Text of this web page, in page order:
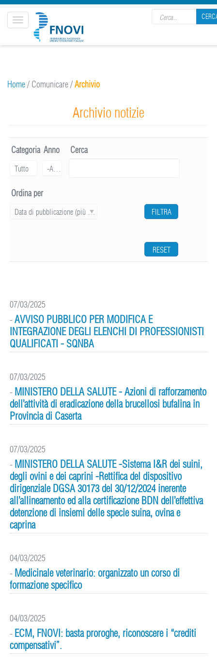
Toggle
navigation
Home/ Comunicare/Archivio
Archivio notizie
Categoria
Tutto
Anno
Anno-Anno
Cerca
Ordina per
Data di pubblicazione (più recente) FILTRA
RESET
07/03/2025
-AVVISO PUBBLICO PER MODIFICA E
INTEGRAZIONE DEGLI ELENCHI DI PROFESSIONISTI
QUALIFICATI - SQNBA
07/03/2025
- MINISTERO DELLA SALUTE - Azioni di rafforzamento
dell’attività di eradicazione della brucellosi bufalina in
Provincia di Caserta
07/03/2025
- MINISTERO DELLA SALUTE -Sistema I&R dei suini,
degli ovini e dei caprini -Rettifica del dispositivo
dirigenziale DGSA 30173 del 30/12/2024 inerente
all’allineamento ed alla certificazione BDN dell’effettiva
detenzione di insiemi delle specie suina, ovina e
caprina
04/03/2025
- Medicinale veterinario: organizzato un corso di
formazione specifico
04/03/2025
- ECM, FNOVI: basta proroghe, riconoscere i “crediti
compensativi”.